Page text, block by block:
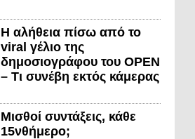
Η αλήθεια πίσω από το
viral γέλιο της
δημοσιογράφου του OPEN
– Τι συνέβη εκτός κάμερας
Μισθοί συντάξεις, κάθε
15νθήμερο;